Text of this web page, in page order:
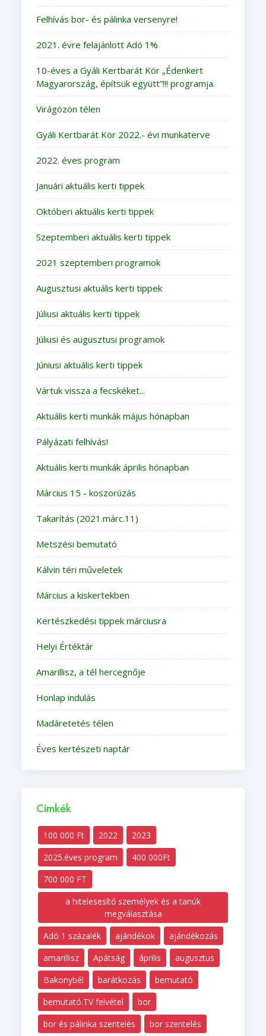
Felhívás bor- és pálinka versenyre!
2021. évre felajánlott Adó 1%
10-éves a Gyáli Kertbarát Kör „Édenkert
Magyarország, építsük együtt”!!! programja.
Virágözön télen
Gyáli Kertbarát Kör 2022.- évi munkaterve
2022. éves program
Januári aktuális kerti tippek
Októberi aktuális kerti tippek
Szeptemberi aktuális kerti tippek
2021 szeptemberi programok
Augusztusi aktuális kerti tippek
Júliusi aktuális kerti tippek
Júliusi és augusztusi programok
Júniusi aktuális kerti tippek
Vártuk vissza a fecskéket...
Aktuális kerti munkák május hónapban
Pályázati felhívás!
Aktuális kerti munkák április hónapban
Március 15 - koszorúzás
Takarítás (2021.márc.11)
Metszési bemutató
Kálvin téri műveletek
Március a kiskertekben
Kertészkedési tippek márciusra
Helyi Értéktár
Amarillisz, a tél hercegnője
Honlap indulás
Madáretetés télen
Éves kertészeti naptár
Cimkék
100 000 Ft 2022
2023
2025.éves program
400 000Ft
700 000 FT
a hitelesesítő személyek és a tanúk
megválasztása
Adó 1 százalék
ajándékok
ajándékozás
amarillisz
Apátság április
augusztus
Bakonybél
barátkozás
bemutató
bemutató.TV felvétel
bor
bor és pálinka szentelés
bor szentelés